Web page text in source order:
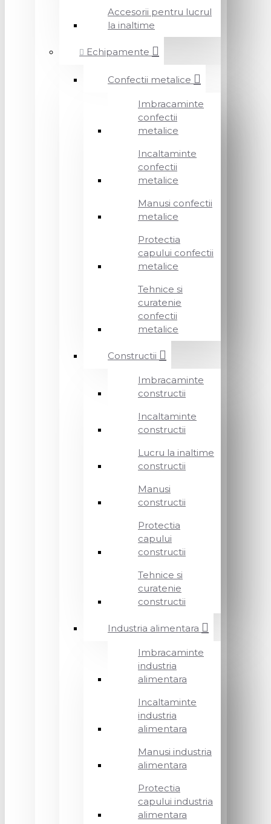
Accesorii pentru lucrul
la inaltime
Echipamente
Confectii metalice
Imbracaminte
confectii
metalice
Incaltaminte
confectii
metalice
Manusi confectii
metalice
Protectia
capului confectii
metalice
Tehnice si
curatenie
confectii
metalice
Constructii
Imbracaminte
constructii
Incaltaminte
constructii
Lucru la inaltime
constructii
Manusi
constructii
Protectia
capului
constructii
Tehnice si
curatenie
constructii
Industria alimentara
Imbracaminte
industria
alimentara
Incaltaminte
industria
alimentara
Manusi industria
alimentara
Protectia
capului industria
alimentara